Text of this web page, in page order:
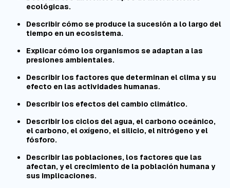
ecológicas.
Describir cómo se produce la sucesión a lo largo del
tiempo en un ecosistema.
Explicar cómo los organismos se adaptan a las
presiones ambientales.
Describir los factores que determinan el clima y su
efecto en las actividades humanas.
Describir los efectos del cambio climático.
Describir los ciclos del agua, el carbono oceánico,
el carbono, el oxígeno, el silicio, el nitrógeno y el
fósforo.
Describir las poblaciones, los factores que las
afectan, y el crecimiento de la población humana y
sus implicaciones.